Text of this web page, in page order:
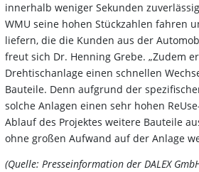
innerhalb weniger Sekunden
WMU seine hohen Stückzahlen fahren
liefern, die die Kunden aus der
freut sich Dr. Henning Grebe. „Zudem
Drehtischanlage einen schnellen
Bauteile. Denn aufgrund der
solche Anlagen einen sehr hohen
Ablauf des Projektes weitere Bauteile
ohne großen Aufwand auf der Anlage
(Quelle: Presseinformation der DALEX